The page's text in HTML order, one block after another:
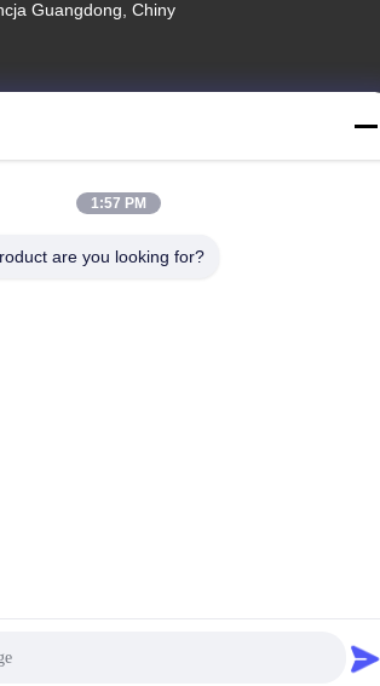
Guangdong, Chiny
Zdalny wentylator sufitowy LED Dostawca.
1:57 PM
are you looking for?